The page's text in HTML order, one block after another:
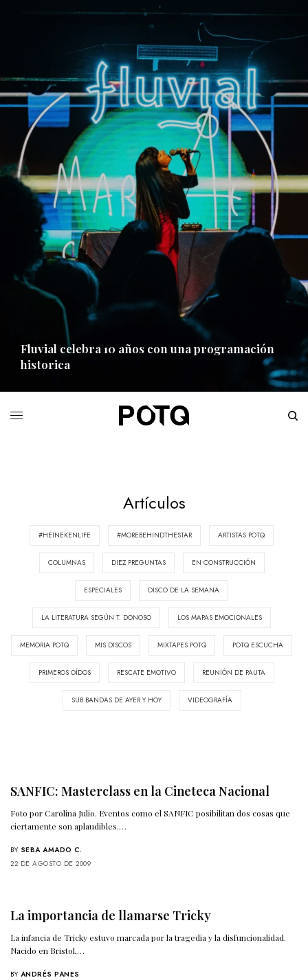
Fluvial celebra 10 años con una programación
historica
Artículos
#HEINEKENLIFE #MOREBEHINDTHESTAR ARTISTAS POTQ
COLUMNAS DIEZ PREGUNTAS EN CONSTRUCCIÓN
ESPECIALES DISCO DE LA SEMANA
LA LITERATURA SEGÚN T. DONOSO LOS MAPAS EMOCIONALES
MEMORIA POTQ MIS DISCOS MIXTAPES POTQ POTQ ESCUCHA
PRIMEROS OÍDOS RESCATE EMOTIVO REUNIÓN DE PAUTA
SUB BANDAS DE AYER Y HOY VIDEOGRAFÍA
SANFIC: Masterclass en la Cineteca Nacional
Foto por Carolina Julio. Eventos como el SANFIC posibilitan dos cosas que
ciertamente son aplaudibles.…
BY SEBA AMADO C.
22 DE AGOSTO DE 2009
La importancia de llamarse Tricky
La infancia de Tricky estuvo marcada por la tragedia y la disfuncionalidad.
Nacido en Bristol,…
BY ANDRÉS PANES